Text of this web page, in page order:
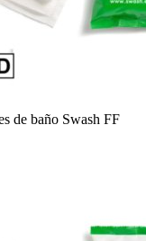
de baño Swash FF